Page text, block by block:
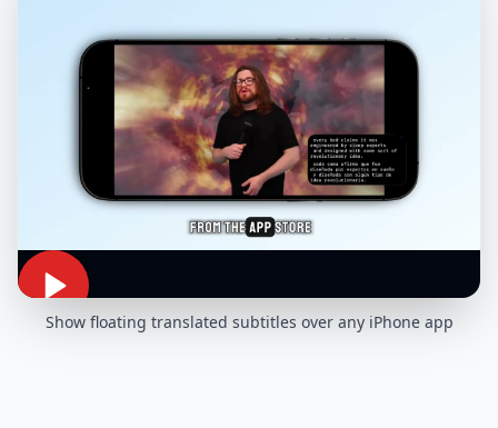
Show floating translated subtitles over any iPhone app